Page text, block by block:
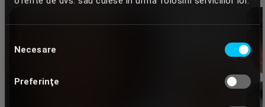
consimțământului
Necesare
Preferinţe